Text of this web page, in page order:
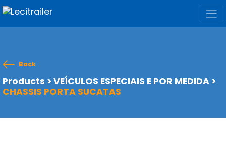
Back
Products > VEÍCULOS ESPECIAIS E POR MEDIDA >
CHASSIS PORTA SUCATAS